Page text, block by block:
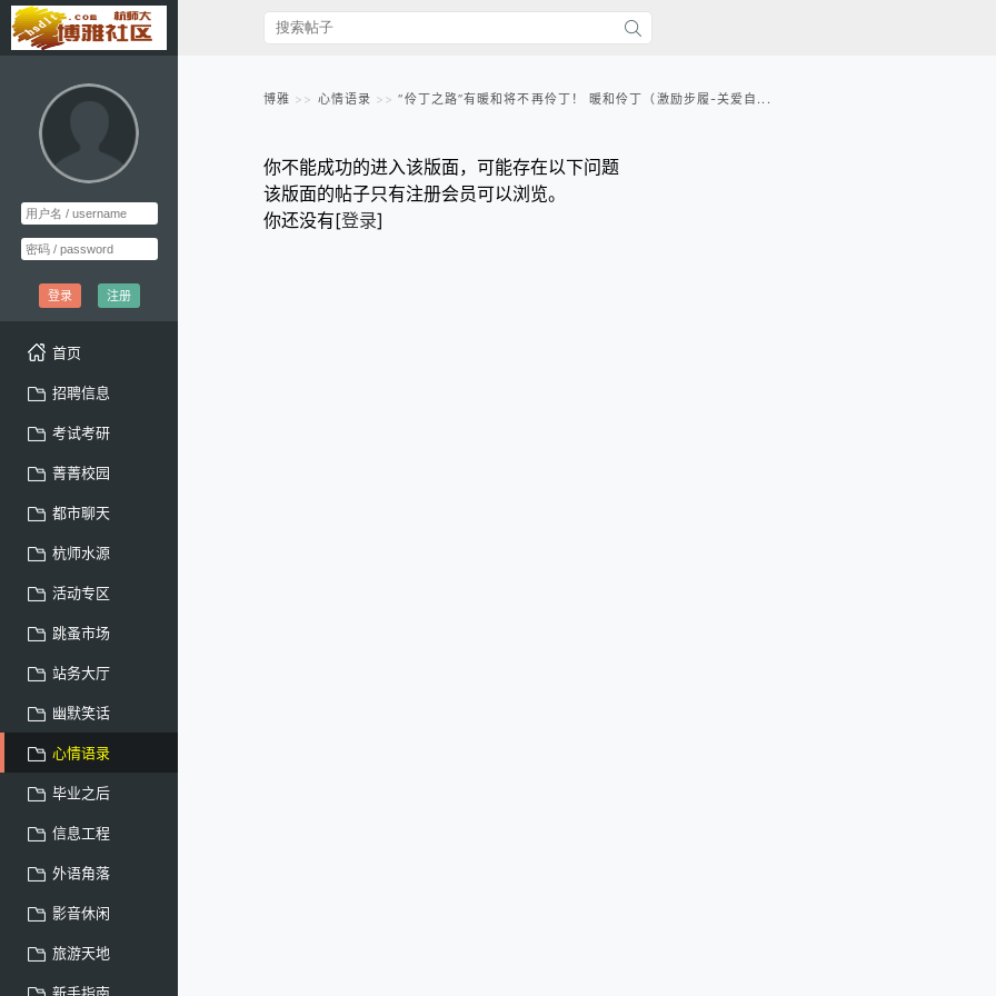
登录 注册
首页
招聘信息
考试考研
菁菁校园
都市聊天
杭师水源
活动专区
跳蚤市场
站务大厅
幽默笑话
心情语录
毕业之后
信息工程
外语角落
影音休闲
旅游天地
博雅 心情语录 “伶丁之路”有暖和将不再伶丁！ 暖和伶丁（激励步履-关爱自...
你不能成功的进入该版面，可能存在以下问题
该版面的帖子只有注册会员可以浏览。
你还没有[登录]